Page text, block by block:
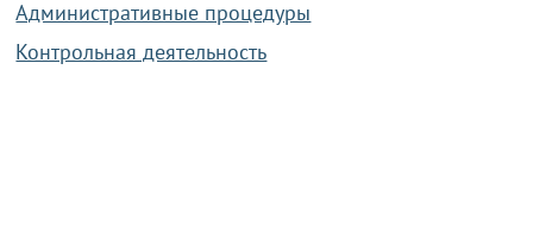
Административные процедуры
Контрольная деятельность